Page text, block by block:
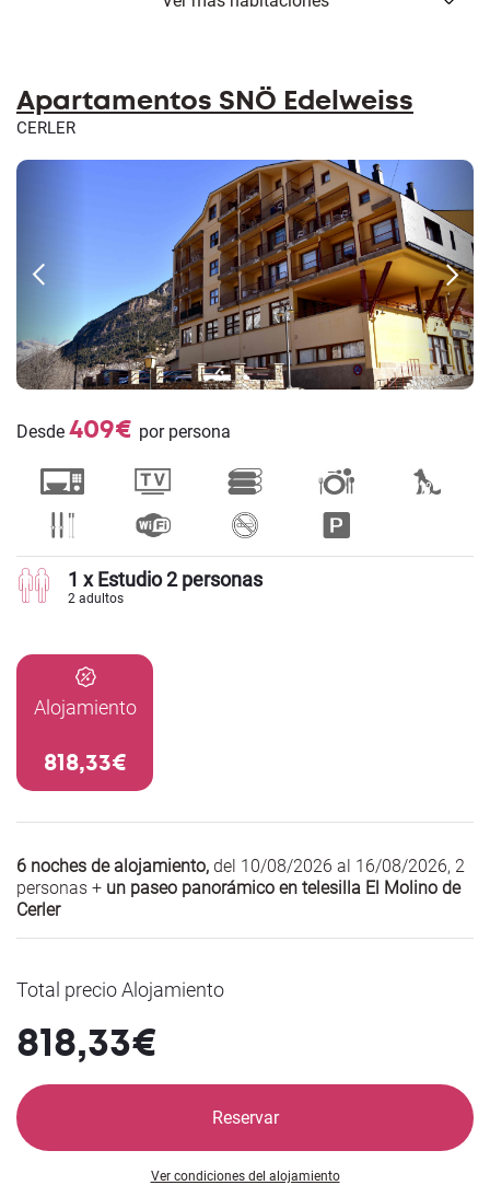
Apartamentos SNÖ Edelweiss
CERLER
Desde 409€ por persona
6 noches de alojamiento, del 10/08/2026 al 16/08/2026, 2
personas + un paseo panorámico en telesilla El Molino de
Cerler
1 x Estudio 2 personas
2 adultos
Alojamiento
818,33€
Total precio Alojamiento
818,33€
Reservar
Ver condiciones del alojamiento